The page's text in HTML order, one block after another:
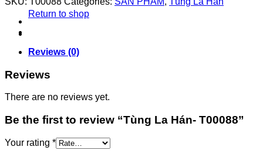
Return to shop
Reviews (0)
Reviews
There are no reviews yet.
Be the first to review “Tùng La Hán- T00088”
Your rating *